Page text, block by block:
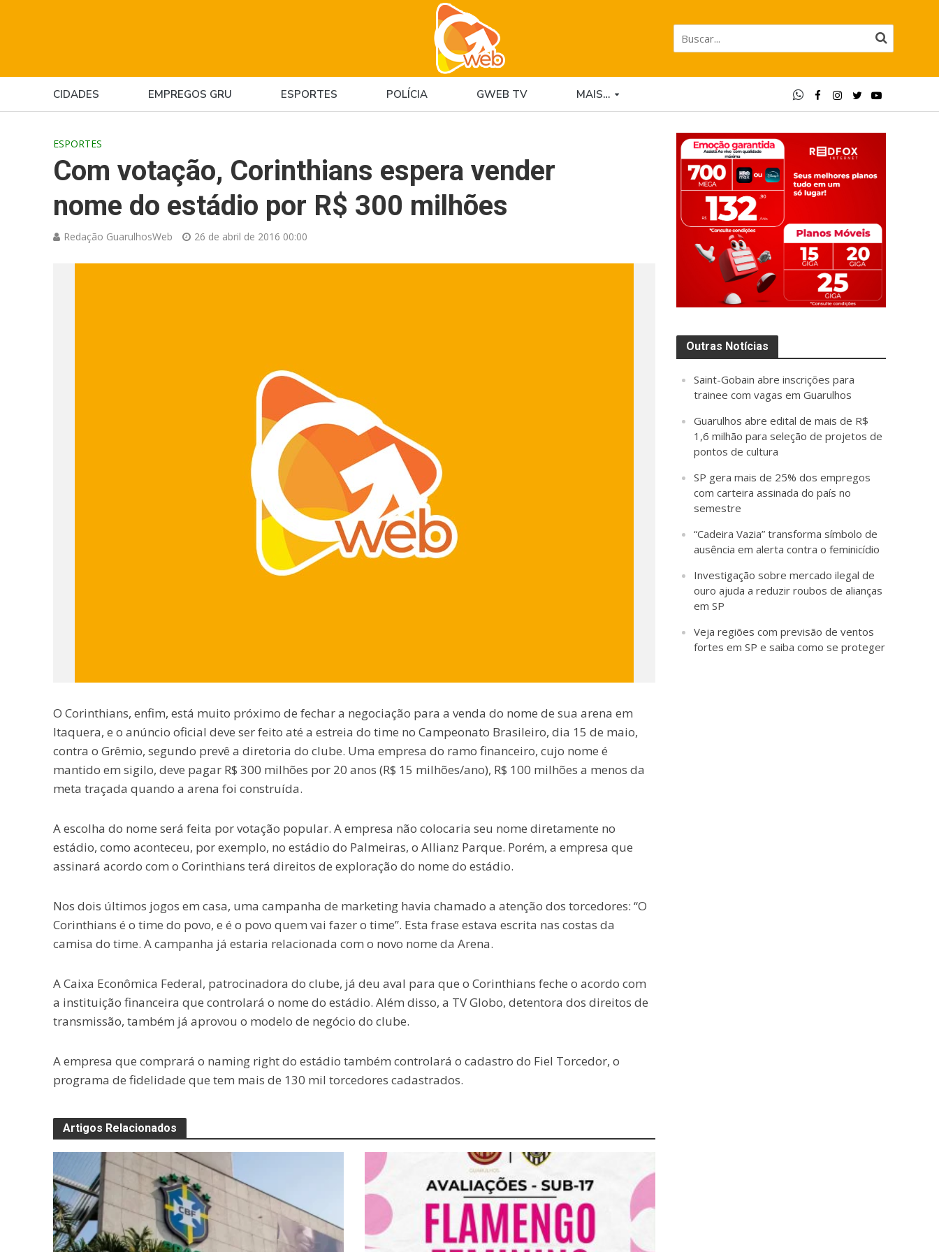
CIDADES EMPREGOS GRU ESPORTES POLÍCIA GWEB TV MAIS…
ESPORTES
Com votação, Corinthians espera vender
nome do estádio por R$ 300 milhões
Redação GuarulhosWeb 26 de abril de 2016 00:00
O Corinthians, enfim, está muito próximo de fechar a negociação para a venda do nome de sua arena em
Itaquera, e o anúncio oficial deve ser feito até a estreia do time no Campeonato Brasileiro, dia 15 de maio,
contra o Grêmio, segundo prevê a diretoria do clube. Uma empresa do ramo financeiro, cujo nome é
mantido em sigilo, deve pagar R$ 300 milhões por 20 anos (R$ 15 milhões/ano), R$ 100 milhões a menos da
meta traçada quando a arena foi construída.
A escolha do nome será feita por votação popular. A empresa não colocaria seu nome diretamente no
estádio, como aconteceu, por exemplo, no estádio do Palmeiras, o Allianz Parque. Porém, a empresa que
assinará acordo com o Corinthians terá direitos de exploração do nome do estádio.
Nos dois últimos jogos em casa, uma campanha de marketing havia chamado a atenção dos torcedores: “O
Corinthians é o time do povo, e é o povo quem vai fazer o time”. Esta frase estava escrita nas costas da
camisa do time. A campanha já estaria relacionada com o novo nome da Arena.
A Caixa Econômica Federal, patrocinadora do clube, já deu aval para que o Corinthians feche o acordo com
a instituição financeira que controlará o nome do estádio. Além disso, a TV Globo, detentora dos direitos de
transmissão, também já aprovou o modelo de negócio do clube.
A empresa que comprará o naming right do estádio também controlará o cadastro do Fiel Torcedor, o
programa de fidelidade que tem mais de 130 mil torcedores cadastrados.
Artigos Relacionados
Outras Notícias
Saint-Gobain abre inscrições para
trainee com vagas em Guarulhos
Guarulhos abre edital de mais de R$
1,6 milhão para seleção de projetos de
pontos de cultura
SP gera mais de 25% dos empregos
com carteira assinada do país no
semestre
“Cadeira Vazia” transforma símbolo de
ausência em alerta contra o feminicídio
Investigação sobre mercado ilegal de
ouro ajuda a reduzir roubos de alianças
em SP
Veja regiões com previsão de ventos
fortes em SP e saiba como se proteger